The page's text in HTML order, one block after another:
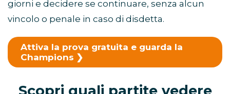
giorni e decidere se continuare, senza alcun
vincolo o penale in caso di disdetta.
Attiva la prova gratuita e guarda la
Champions